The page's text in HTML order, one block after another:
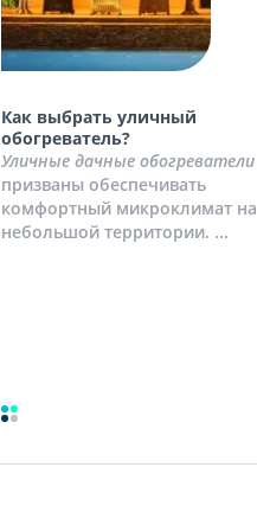
Как выбрать уличный
обогреватель?
Уличные дачные обогреватели
призваны обеспечивать
комфортный микроклимат на
небольшой территории. ...